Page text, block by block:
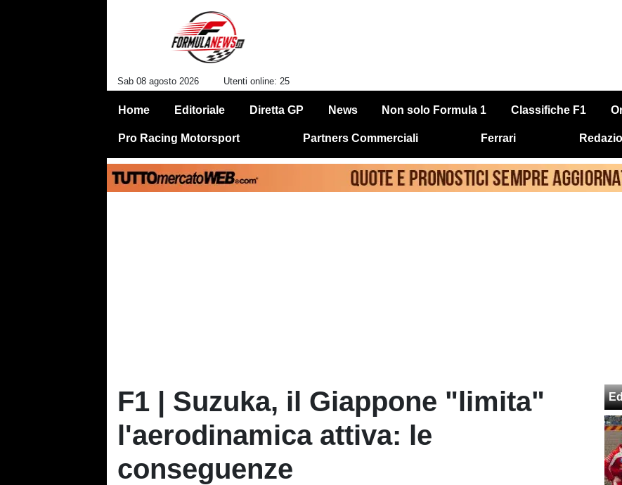
Sab 08 agosto 2026 Utenti online: 25
Home Editoriale Diretta GP News Non solo Formula 1 Classifiche F1
Pro Racing Motorsport Partners Commerciali Ferrari
F1 | Suzuka, il Giappone "limita"
l'aerodinamica attiva: le
conseguenze